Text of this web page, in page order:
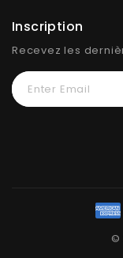
Inscription
Recevez les
©